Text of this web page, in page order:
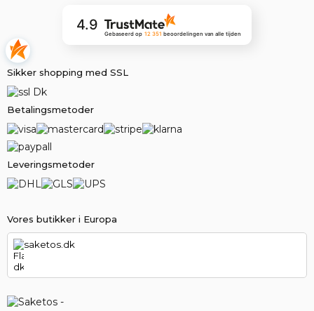
Vores butikker i Europa
saketos.dk
4.9
Gebaseerd op 12 351 beoordelingen van alle tijden
Sikker shopping med SSL
Betalingsmetoder
Leveringsmetoder